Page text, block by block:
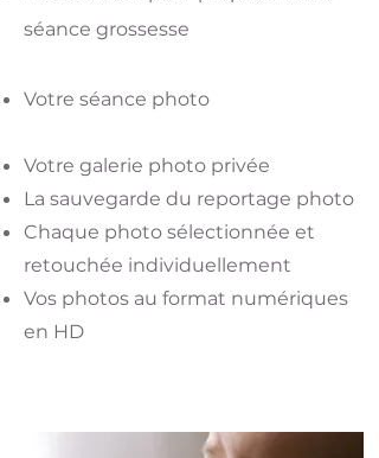
séance grossesse
Votre séance photo
Votre galerie photo privée
La sauvegarde du reportage photo
Chaque photo sélectionnée et
retouchée individuellement
Vos photos au format numériques
en HD